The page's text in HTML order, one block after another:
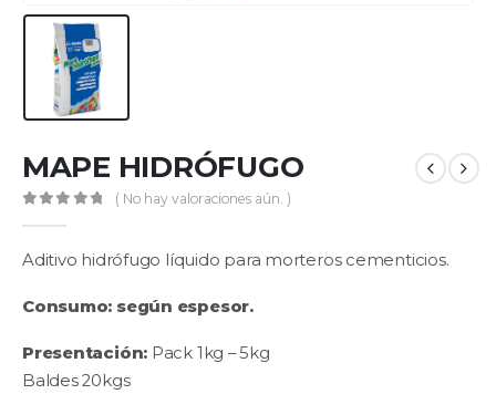
MAPE HIDRÓFUGO
( No hay valoraciones aún. )
Aditivo hidrófugo líquido para morteros cementicios.
Consumo: según espesor.
Presentación: Pack 1kg – 5kg
Baldes 20kgs